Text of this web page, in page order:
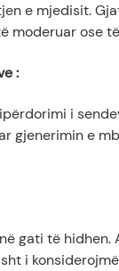
e mjedisit.
moderuar ose
:
i
gjenerimin e
gati të
i